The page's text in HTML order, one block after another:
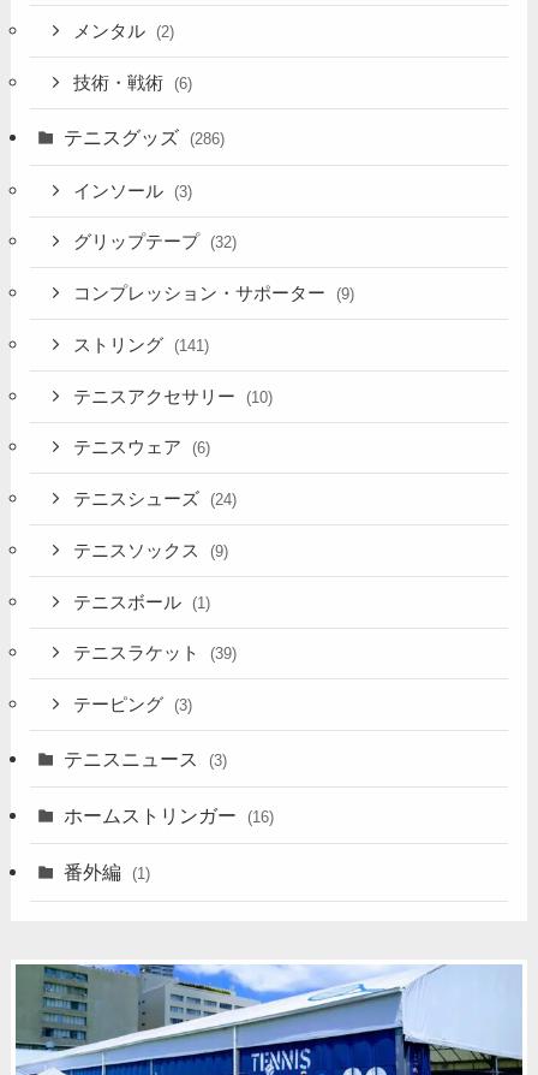
メンタル (2)
技術・戦術 (6)
テニスグッズ (286)
インソール (3)
グリップテープ (32)
コンプレッション・サポーター (9)
ストリング (141)
テニスアクセサリー (10)
テニスウェア (6)
テニスシューズ (24)
テニスソックス (9)
テニスボール (1)
テニスラケット (39)
テーピング (3)
テニスニュース (3)
ホームストリンガー (16)
番外編 (1)